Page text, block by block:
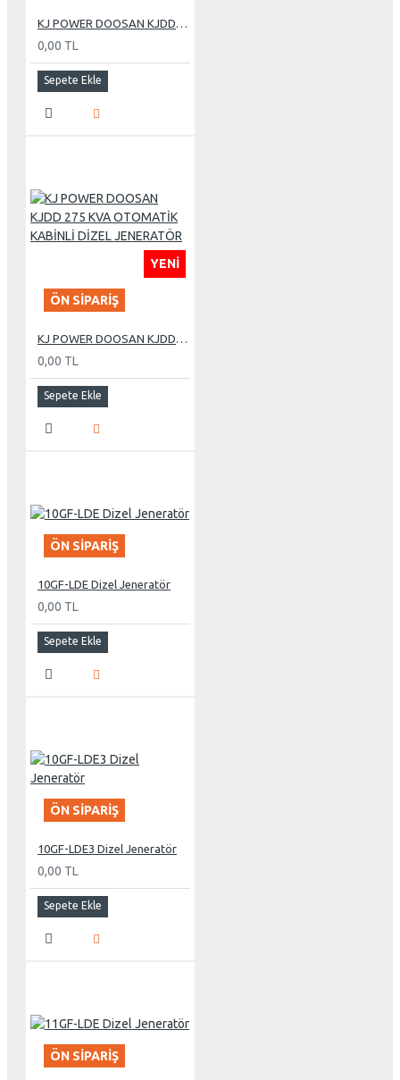
KJ POWER DOOSAN KJDD 255 KVA OTOMATİK KABİNLİ DİZEL JENERATÖR
0,00 TL
Sepete Ekle
YENI
ÖN SIPARIŞ
KJ POWER DOOSAN KJDD 275 KVA OTOMATİK KABİNLİ DİZEL JENERATÖR
0,00 TL
Sepete Ekle
ÖN SIPARIŞ
10GF-LDE Dizel Jeneratör
0,00 TL
Sepete Ekle
ÖN SIPARIŞ
10GF-LDE3 Dizel Jeneratör
0,00 TL
Sepete Ekle
ÖN SIPARIŞ